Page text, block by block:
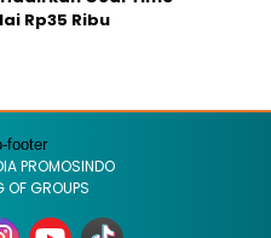
Rp35 Ribu
PROMOSINDO
OF GROUPS